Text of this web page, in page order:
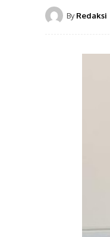
By Redaksi